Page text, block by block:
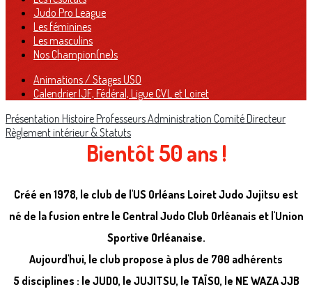
Judo Pro League
Les féminines
Les masculins
Nos Champion(ne)s
Animations / Stages USO
Calendrier IJF, Fédéral, Ligue CVL et Loiret
Présentation HistoireProfesseursAdministration Comité Directeur
Règlement intérieur & Statuts
Bientôt 50 ans !
Créé en 1978, le club de l'US Orléans Loiret Judo Jujitsu est
né de la fusion entre le Central Judo Club Orléanais et l'Union
Sportive Orléanaise.
Aujourd'hui, le club propose à plus de 700 adhérents
5 disciplines : le JUDO, le JUJITSU, le TAÏSO, le NE WAZA JJB